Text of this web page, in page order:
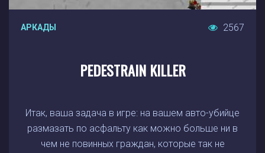
АРКАДЫ 2567
PEDESTRAIN KILLER
Итак, ваша задача в игре: на вашем авто-убийце
размазать по асфальту как можно больше ни в
чем не повинных граждан, которые так не